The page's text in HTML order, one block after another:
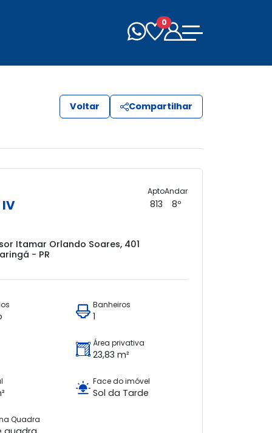
0
Voltar Compartilhar
Apto
813
Andar
8º
Itamar Orlando Soares, 401
- PR
Banheiros
1
Área privativa
23,83 m²
Face do imóvel
Sol da Tarde
Quadra